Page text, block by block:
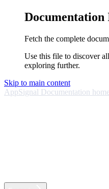
Documentation
Fetch the complete
Use this file to discover
exploring further.
Skip to main content
AppSignal Documentation